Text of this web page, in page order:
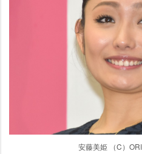
安藤美姫 （C）